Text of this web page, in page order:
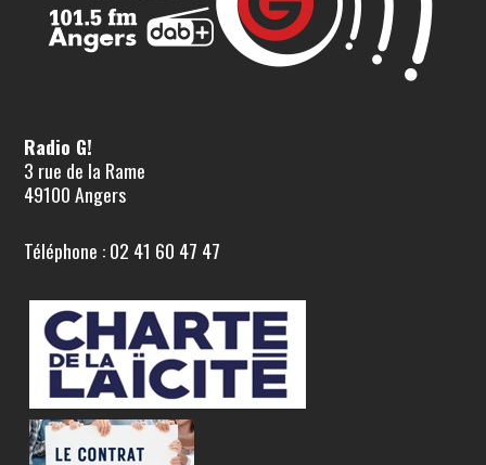
Radio G!
3 rue de la Rame
49100 Angers
Téléphone : 02 41 60 47 47